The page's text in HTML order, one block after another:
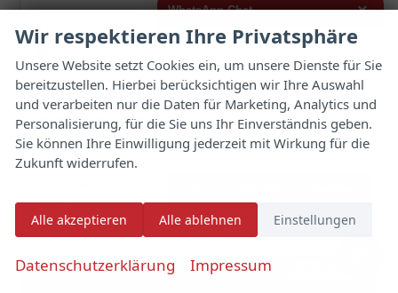
Automatik
Benzin
Leistung 85 kW (116 PS) Kilometerstand
10 km
23.640,– €
incl. 19% MwSt.
Details Fahrzeug
Verbrauch kombiniert:
CO2-Emissionen:130,00 g/km
WhatsApp Chat ×
ich interessiere mich für das oben
genannte Fahrzeug und freue mich
über Eure Kontaktaufnahme.
Viele Grüße
Wir respektieren Ihre Privatsphäre
Unsere Website setzt Cookies ein, um unsere Dienste für Sie
bereitzustellen. Hierbei berücksichtigen wir Ihre Auswahl
und verarbeiten nur die Daten für Marketing, Analytics und
Personalisierung, für die Sie uns Ihr Einverständnis geben.
Sie können Ihre Einwilligung jederzeit mit Wirkung für die
Zukunft widerrufen.
Alle akzeptieren Alle ablehnen Einstellungen
Datenschutzerklärung Impressum